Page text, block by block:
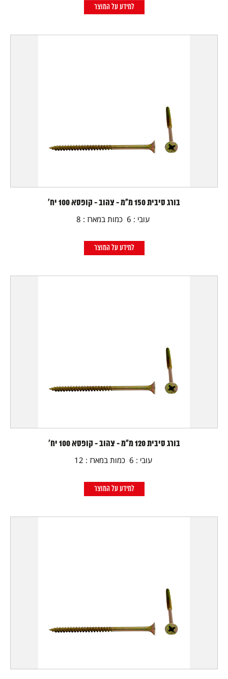
למידע על המוצר
בורג סיבית 150 מ"מ - צהוב - קופסא 100 יח'
עובי : 6 כמות במארז : 8
למידע על המוצר
בורג סיבית 120 מ"מ - צהוב - קופסא 100 יח'
עובי : 6 כמות במארז : 12
למידע על המוצר